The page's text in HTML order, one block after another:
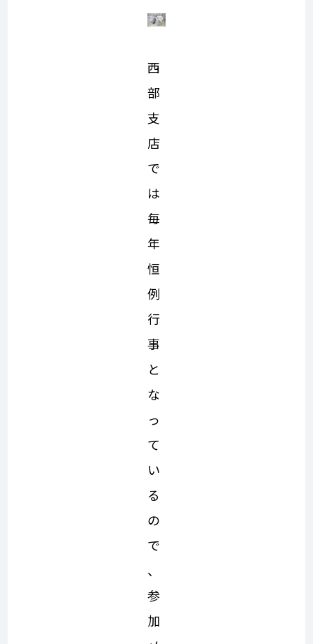
西
部
支
店
で
は
毎
年
恒
例
行
事
と
な
っ
て
い
る
の
で
、
参
加